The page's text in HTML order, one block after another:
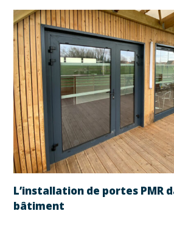
L’installation de portes PMR
bâtiment